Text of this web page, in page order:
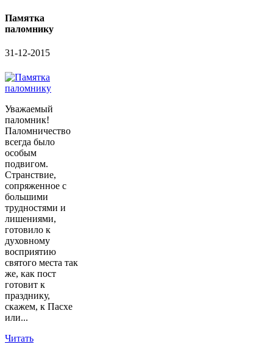
Памятка
паломнику
31-12-2015
Уважаемый
паломник!
Паломничество
всегда было
особым
подвигом.
Странствие,
сопряженное с
большими
трудностями и
лишениями,
готовило к
духовному
восприятию
святого места так
же, как пост
готовит к
празднику,
скажем, к Пасхе
или...
Читать